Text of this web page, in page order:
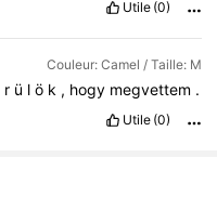
Utile (0)
Couleur: Camel / Taille: M
r ü lö k , hogy megvettem .
Utile (0)